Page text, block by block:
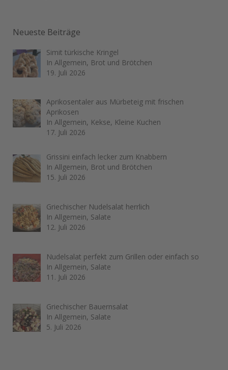
Neueste Beiträge
Simit türkische Kringel
In Allgemein, Brot und Brötchen
19. Juli 2026
Aprikosentaler aus Mürbeteig mit frischen
Aprikosen
In Allgemein, Kekse, Kleine Kuchen
17. Juli 2026
Grissini einfach lecker zum Knabbern
In Allgemein, Brot und Brötchen
15. Juli 2026
Griechischer Nudelsalat herrlich
In Allgemein, Salate
12. Juli 2026
Nudelsalat perfekt zum Grillen oder einfach so
In Allgemein, Salate
11. Juli 2026
Griechischer Bauernsalat
In Allgemein, Salate
5. Juli 2026